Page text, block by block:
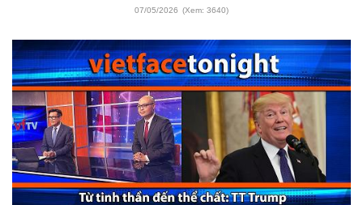
07/05/2026 (Xem: 3640)